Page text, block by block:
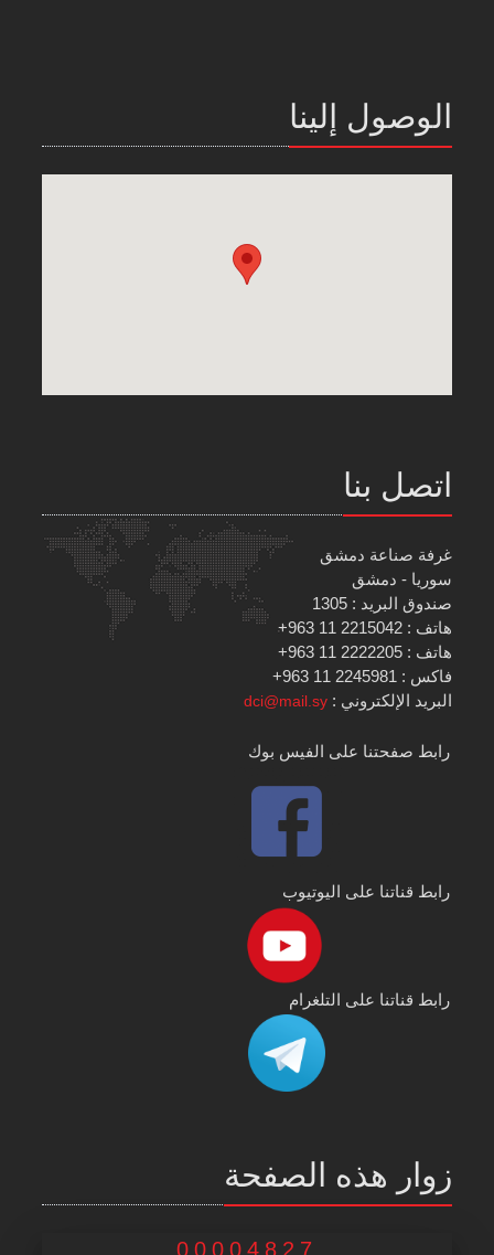
الوصول إلينا
اتصل بنا
غرفة صناعة دمشق
سوريا - دمشق
صندوق البريد : 1305
هاتف : 2215042 11 963+
هاتف : 2222205 11 963+
فاكس : 2245981 11 963+
البريد الإلكتروني :dci@mail.sy
رابط صفحتنا على الفيس بوك
رابط قناتنا على اليوتيوب
رابط قناتنا على التلغرام
زوار هذه الصفحة
00004827